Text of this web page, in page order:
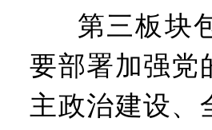
第三板块
要部署加强党
主政治建设、